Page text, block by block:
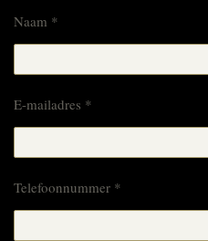
Naam *
E-mailadres *
Telefoonnummer *